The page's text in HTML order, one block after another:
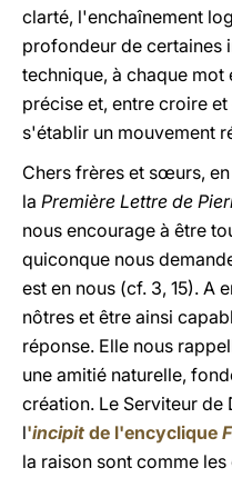
clarté, l'enchaînement
profondeur de certaines
technique, à chaque
précise et, entre croire
s'établir un mouvement
Chers frères et sœurs,
la Première Lettre de
nous encourage à être
quiconque nous
est en nous (cf. 3, 15). A
nôtres et être ainsi
réponse. Elle nous
une amitié naturelle,
création. Le Serviteur de
l'incipit de l'encyclique
la raison sont comme